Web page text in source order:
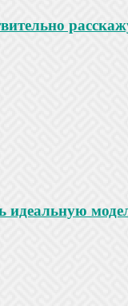
идеальную